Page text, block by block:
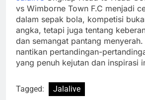
vs Wimborne Town F.C menjadi
dalam sepak bola, kompetisi
angka, tetapi juga tentang
dan semangat pantang
nantikan pertandingan-
yang penuh kejutan dan inspirasi
Tagged:
Jalalive